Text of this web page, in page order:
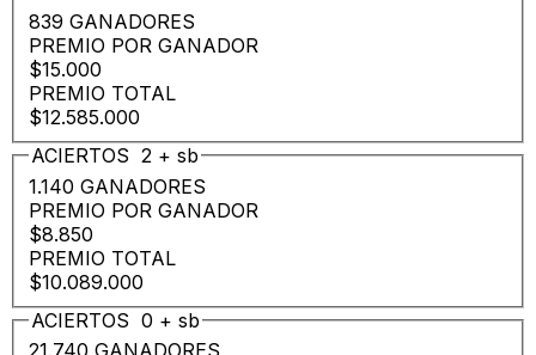
839 GANADORES
PREMIO POR GANADOR
$15.000
PREMIO TOTAL
$12.585.000
ACIERTOS 2 + sb
1.140 GANADORES
PREMIO POR GANADOR
$8.850
PREMIO TOTAL
$10.089.000
ACIERTOS 0 + sb